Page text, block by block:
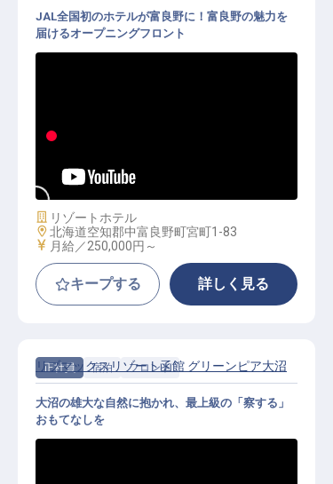
フロント│月給25万円～／JALオー
／U・Iターン・住宅手当あり
JAL全国初のホテルが富良野に！富良野の魅力を
届けるオープニングフロント
施設業態
リゾートホテル
勤務地
北海道空知郡中富良野町宮町1-83
給与
月給／250,000円～
キープする 詳しく見る
正社員 宿泊 フロント
リブマックスリゾート函館 グリーンピア大沼
大沼の雄大な自然に抱かれ、最上級の「察する」
おもてなしを